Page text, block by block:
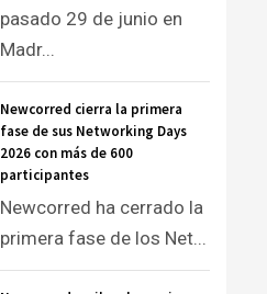
pasado 29 de junio en
Madr...
Newcorred cierra la primera
fase de sus Networking Days
2026 con más de 600
participantes
Newcorred ha cerrado la
primera fase de los Net...